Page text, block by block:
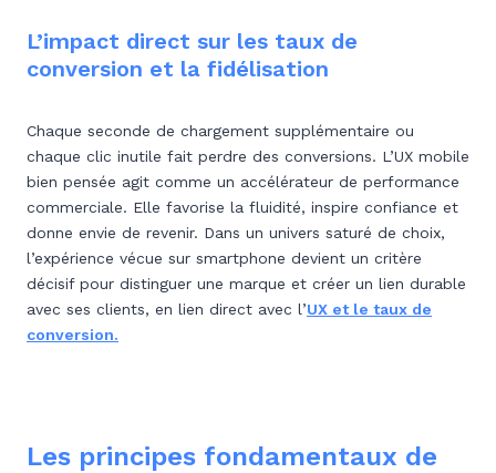
L’impact direct sur les taux de
conversion et la fidélisation
Chaque seconde de chargement supplémentaire ou
chaque clic inutile fait perdre des conversions. L’UX mobile
bien pensée agit comme un accélérateur de performance
commerciale. Elle favorise la fluidité, inspire confiance et
donne envie de revenir. Dans un univers saturé de choix,
l’expérience vécue sur smartphone devient un critère
décisif pour distinguer une marque et créer un lien durable
avec ses clients, en lien direct avec l’UX et le taux de
conversion.
Les principes fondamentaux de